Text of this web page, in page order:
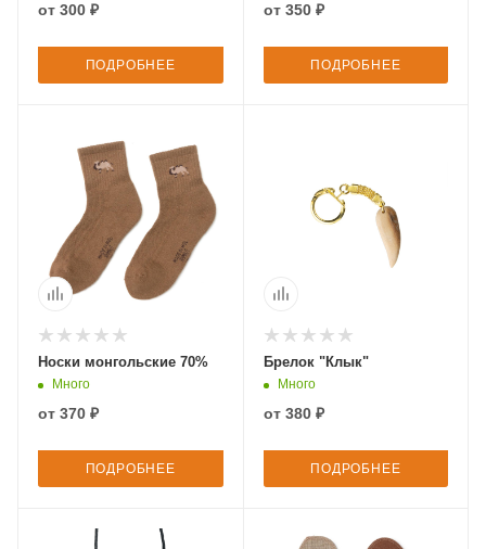
от 300 ₽
ПОДРОБНЕЕ
от 350 ₽
ПОДРОБНЕЕ
Носки монгольские 70%
Много
от 370 ₽
ПОДРОБНЕЕ
Брелок "Клык"
Много
от 380 ₽
ПОДРОБНЕЕ